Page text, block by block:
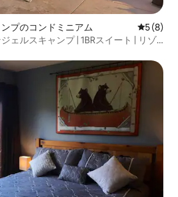
プのコンドミニアム レビュー
5 (8)
ェルスキャンプ | 1BRスイート | リゾ